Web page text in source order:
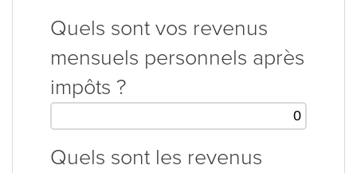
Quels sont vos revenus
mensuels personnels après
impôts ?
Quels sont les revenus